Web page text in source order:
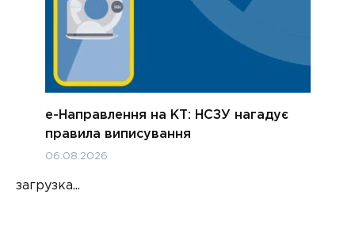
е-Направлення на КТ: НСЗУ нагадує
правила виписування
06.08.2026
загрузка...